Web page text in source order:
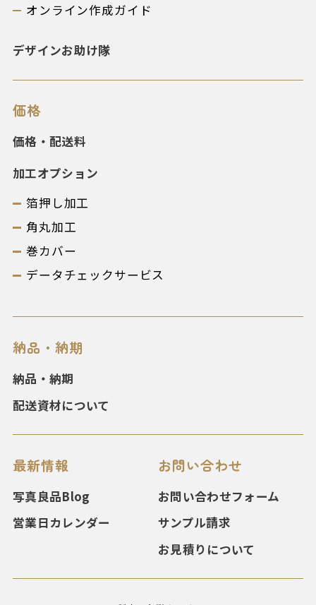
オンライン作成ガイド
デザインお助け隊
価格
価格・配送料
加工オプション
箔押し加工
角丸加工
巻カバー
データチェックサービス
納品・納期
納品・納期
配送資材について
最新情報
写真良品Blog
営業日カレンダー
お問い合わせ
お問い合わせフォーム
サンプル請求
お見積りについて